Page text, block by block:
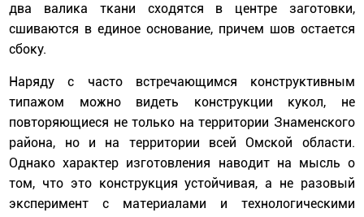
два валика ткани сходятся в центре заготовки,
сшиваются в единое основание, причем шов остается
сбоку.
Наряду с часто встречающимся конструктивным
типажом можно видеть конструкции кукол, не
повторяющиеся не только на территории Знаменского
района, но и на территории всей Омской области.
Однако характер изготовления наводит на мысль о
том, что это конструкция устойчивая, а не разовый
эксперимент с материалами и технологическими